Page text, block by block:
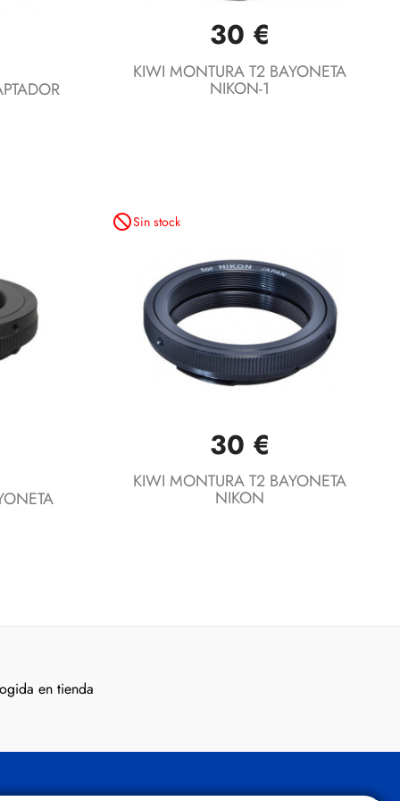
Vista rápida
30 €
KIWI MONTURA T2 BAYONETA
NIKON-1
not_interestedSin stock
Vista rápida
30 €
KIWI MONTURA T2 BAYONETA
NIKON
en tienda